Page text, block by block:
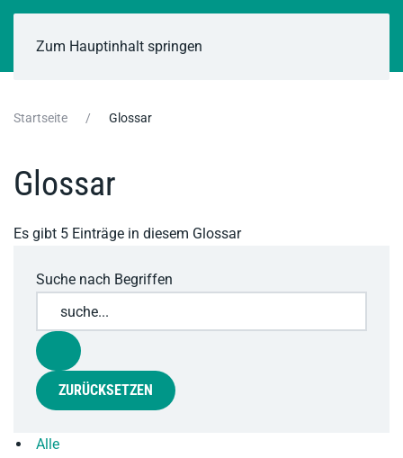
Zum Hauptinhalt springen
Startseite Glossar
Glossar
Es gibt 5 Einträge in diesem Glossar
Suche nach Begriffen
Alle